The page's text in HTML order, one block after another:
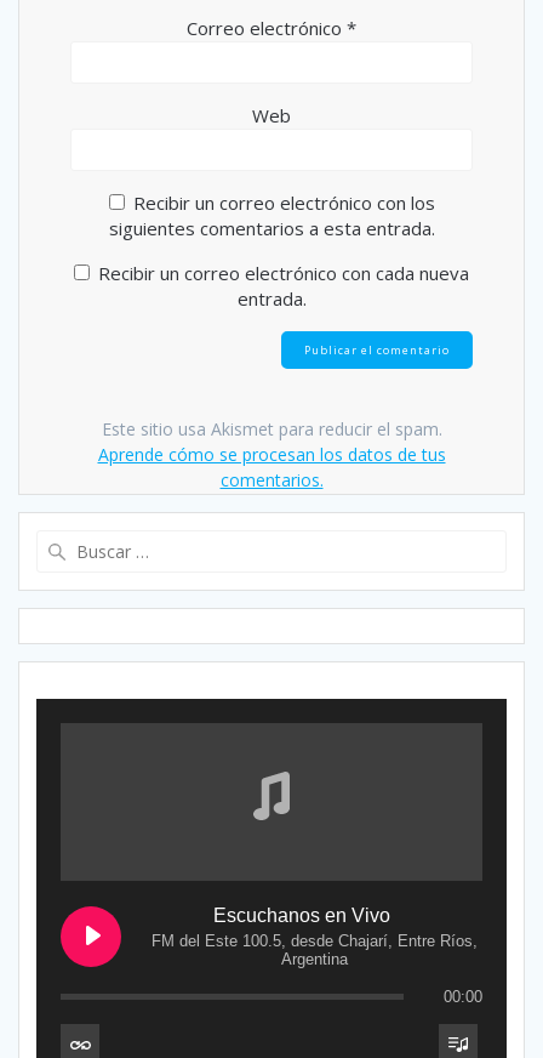
Correo electrónico *
Web
Recibir un correo electrónico con los
siguientes comentarios a esta entrada.
Recibir un correo electrónico con cada nueva
entrada.
Este sitio usa Akismet para reducir el spam.
Aprende cómo se procesan los datos de tus
comentarios.
Escuchanos en Vivo
FM del Este 100.5, desde Chajarí, Entre Ríos,
Argentina
00:00